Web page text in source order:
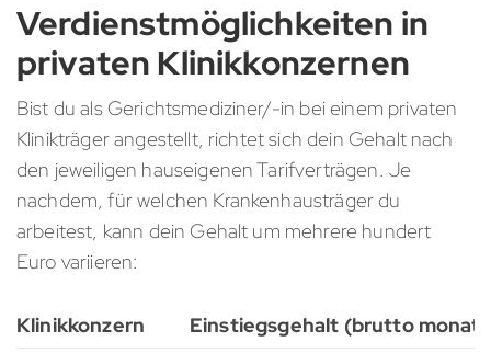
Verdienstmöglichkeiten in
privaten Klinikkonzernen
Bist du als Gerichtsmediziner/-in bei einem privaten
Klinikträger angestellt, richtet sich dein Gehalt nach
den jeweiligen hauseigenen Tarifverträgen. Je
nachdem, für welchen Krankenhausträger du
arbeitest, kann dein Gehalt um mehrere hundert
Euro variieren:
Klinikkonzern
Einstiegsgehalt (brutto